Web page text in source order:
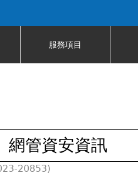
服務項目
網管資安資訊
20853)